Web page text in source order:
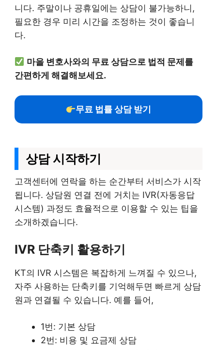
니다. 주말이나 공휴일에는 상담이 불가능하니,
필요한 경우 미리 시간을 조정하는 것이 좋습니
다.
마을 변호사와의 무료 상담으로 법적 문제를
간편하게 해결해보세요.
무료 법률 상담 받기
상담 시작하기
고객센터에 연락을 하는 순간부터 서비스가 시작
됩니다. 상담원 연결 전에 거치는 IVR(자동응답
시스템) 과정도 효율적으로 이용할 수 있는 팁을
소개하겠습니다.
IVR 단축키 활용하기
KT의 IVR 시스템은 복잡하게 느껴질 수 있으나,
자주 사용하는 단축키를 기억해두면 빠르게 상담
원과 연결될 수 있습니다. 예를 들어,
1번: 기본 상담
2번: 비용 및 요금제 상담